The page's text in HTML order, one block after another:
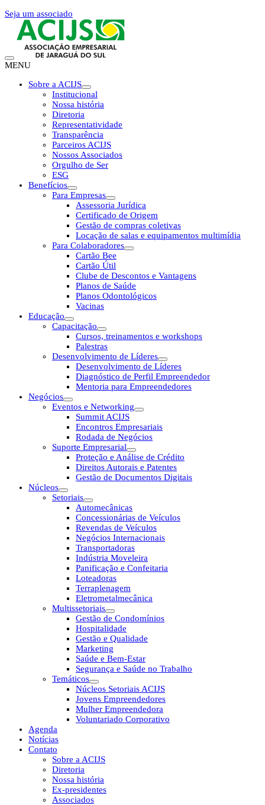
Seja um associado
MENU
Sobre a ACIJS
Institucional
Nossa história
Diretoria
Representatividade
Transparência
Parceiros ACIJS
Nossos Associados
Orgulho de Ser
ESG
Benefícios
Para Empresas
Assessoria Jurídica
Certificado de Origem
Gestão de compras coletivas
Locação de salas e equipamentos multimídia
Para Colaboradores
Cartão Bee
Cartão Útil
Clube de Descontos e Vantagens
Planos de Saúde
Planos Odontológicos
Vacinas
Educação
Capacitação
Cursos, treinamentos e workshops
Palestras
Desenvolvimento de Líderes
Desenvolvimento de Líderes
Diagnóstico de Perfil Empreendedor
Mentoria para Empreendedores
Negócios
Eventos e Networking
Summit ACIJS
Encontros Empresariais
Rodada de Negócios
Suporte Empresarial
Proteção e Análise de Crédito
Direitos Autorais e Patentes
Gestão de Documentos Digitais
Núcleos
Setoriais
Automecânicas
Concessionárias de Veículos
Revendas de Veículos
Negócios Internacionais
Transportadoras
Indústria Moveleira
Panificação e Confeitaria
Loteadoras
Terraplenagem
Eletrometalmecânica
Multissetoriais
Gestão de Condomínios
Hospitalidade
Gestão e Qualidade
Marketing
Saúde e Bem-Estar
Segurança e Saúde no Trabalho
Temáticos
Núcleos Setoriais ACIJS
Jovens Empreendedores
Mulher Empreendedora
Voluntariado Corporativo
Agenda
Notícias
Contato
Sobre a ACIJS
Diretoria
Nossa história
Ex-presidentes
Associados